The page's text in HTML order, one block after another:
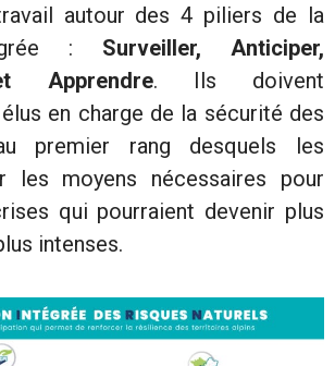
autour des 4 piliers de la
: Surveiller, Anticiper,
Apprendre. Ils doivent
en charge de la sécurité des
premier rang desquels les
les moyens nécessaires pour
qui pourraient devenir plus
intenses.